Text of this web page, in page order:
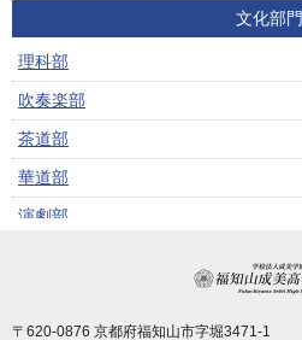
2024年04月 (1)
2023年11月 (1)
2023年09月 (3)
2023年06月 (1)
2023年05月 (1)
2022年10月 (1)
ビーチバレーボール部（男女）
男子ソフトテニス部
女子ソフトテニス部
男子バスケットボール部
女子バスケットボール部
卓球部（男女）
陸上競技部（男女）
文化部門
理科部
吹奏楽部
茶道部
華道部
演劇部
園芸部
〒620-0876 京都府福知山市字堀3471-1